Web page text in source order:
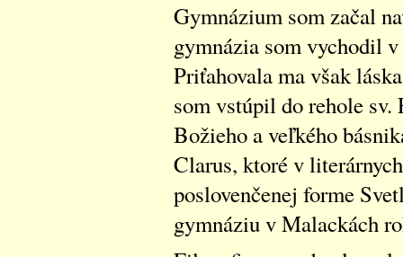
Gymnázium som začal
gymnázia som vychodil
Priťahovala ma však
som vstúpil do rehole
Božieho a veľkého
Clarus, ktoré v
poslovenčenej forme
gymnáziu v Malackách